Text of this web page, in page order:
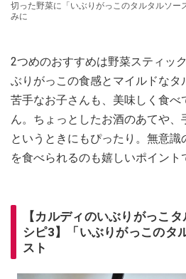
切った野菜に「いぶりがっこのタルタルソー
みに
2つめのおすすめは野菜スティッ
ぶりがっこの食感とマイルドな
苦手なお子さんも、美味しく食べ
ん。ちょっとしたお酒のあてや、
というときにもぴったり。無意
を食べられるのも嬉しいポイント
【カルディのいぶりがっこ
シピ3】「いぶりがっこのタ
スト